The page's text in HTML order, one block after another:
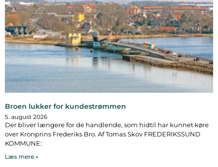
Broen lukker for kundestrømmen
5. august 2026
Der bliver længere for de handlende, som hidtil har kunnet køre
over Kronprins Frederiks Bro. Af Tomas Skov FREDERIKSSUND
KOMMUNE:
Læs mere »